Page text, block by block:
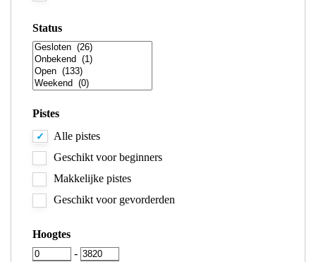
Status
Pistes
Alle pistes
Geschikt voor beginners
Makkelijke pistes
Geschikt voor gevorderden
Hoogtes
-